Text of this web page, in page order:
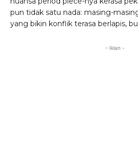
pun tidak satu nada: masing-
yang bikin konflik terasa berlapis,
- Iklan -